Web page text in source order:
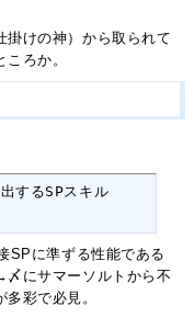
掛けの神）から取られて
ろか。
するSPスキル
SPに準ずる性能である
にサマーソルトから不
彩で必見。